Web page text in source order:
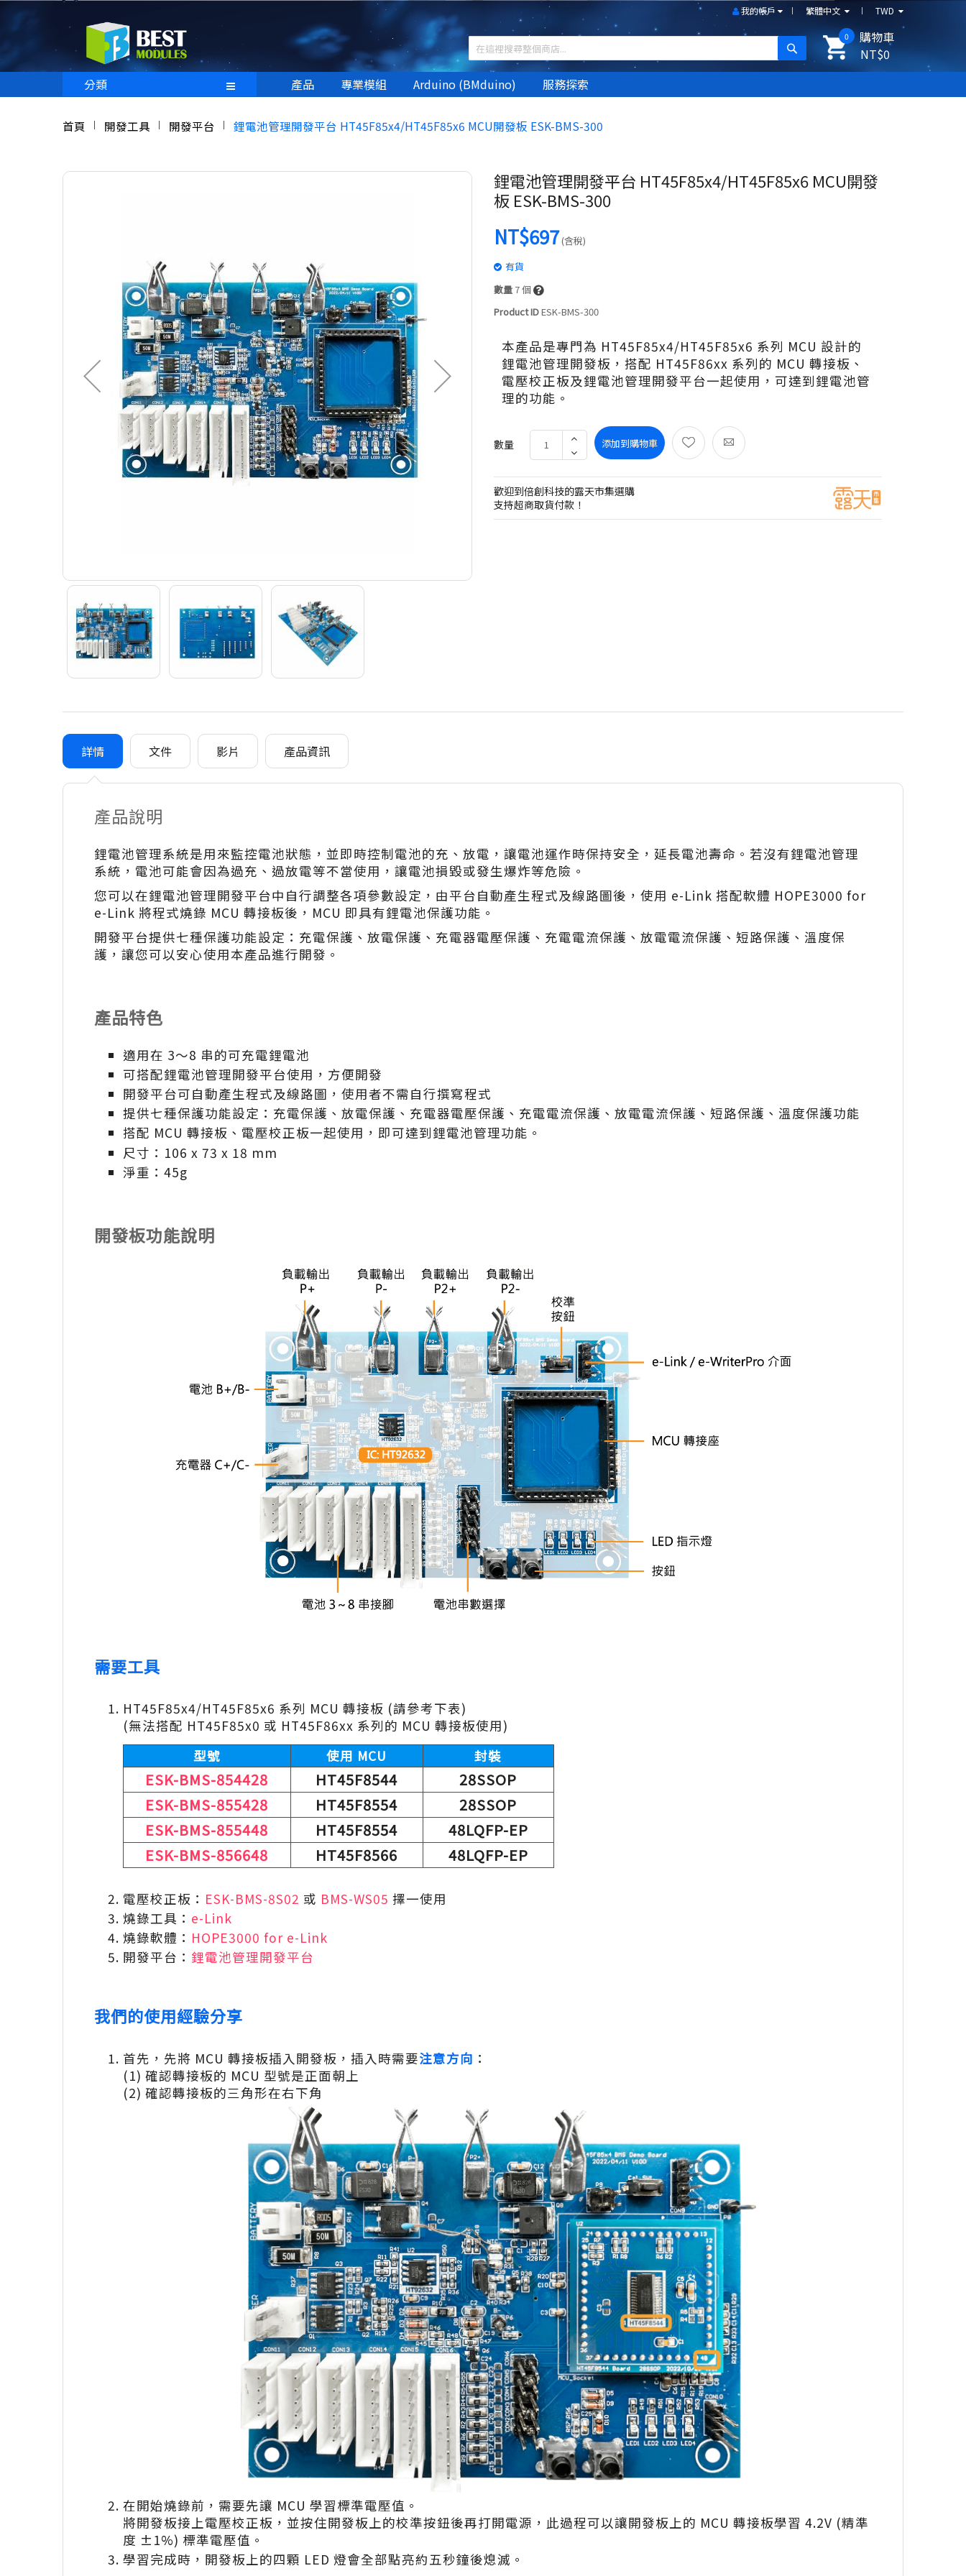
TWD
繁體中文
我的帳戶
購物車
0
NT$0
分類
產品 專業模組 Arduino (BMduino) 服務探索
首頁 開發工具 開發平台 鋰電池管理開發平台 HT45F85x4/HT45F85x6 MCU開發板 ESK-BMS-300
鋰電池管理開發平台 HT45F85x4/HT45F85x6 MCU開發
板 ESK-BMS-300
NT$697(含稅)
有貨
數量 7個
Product IDESK-BMS-300
本產品是專門為 HT45F85x4/HT45F85x6 系列 MCU 設計的
鋰電池管理開發板，搭配 HT45F86xx 系列的 MCU 轉接板、
電壓校正板及鋰電池管理開發平台一起使用，可達到鋰電池管
理的功能。
數量 添加到購物車
歡迎到倍創科技的露天市集選購
支持超商取貨付款！
詳情 文件 影片 產品資訊
產品說明
鋰電池管理系統是用來監控電池狀態，並即時控制電池的充、放電，讓電池運作時保持安全，延長電池壽命。若沒有鋰電池管理
系統，電池可能會因為過充、過放電等不當使用，讓電池損毀或發生爆炸等危險。
您可以在鋰電池管理開發平台中自行調整各項參數設定，由平台自動產生程式及線路圖後，使用 e-Link 搭配軟體 HOPE3000 for
e-Link 將程式燒錄 MCU 轉接板後，MCU 即具有鋰電池保護功能。
開發平台提供七種保護功能設定：充電保護、放電保護、充電器電壓保護、充電電流保護、放電電流保護、短路保護、溫度保
護，讓您可以安心使用本產品進行開發。
產品特色
適用在 3～8 串的可充電鋰電池
可搭配鋰電池管理開發平台使用，方便開發
開發平台可自動產生程式及線路圖，使用者不需自行撰寫程式
提供七種保護功能設定：充電保護、放電保護、充電器電壓保護、充電電流保護、放電電流保護、短路保護、溫度保護功能
搭配 MCU 轉接板、電壓校正板一起使用，即可達到鋰電池管理功能。
尺寸：106 x 73 x 18 mm
淨重：45g
開發板功能說明
需要工具
HT45F85x4/HT45F85x6 系列 MCU 轉接板 (請參考下表)
(無法搭配 HT45F85x0 或 HT45F86xx 系列的 MCU 轉接板使用)
型號
使用 MCU 封裝
ESK-BMS-854428 HT45F8544
28SSOP
ESK-BMS-855428
HT45F8554
28SSOP
ESK-BMS-855448
HT45F8554
48LQFP-EP
ESK-BMS-856648
HT45F8566 48LQFP-EP
電壓校正板： ESK-BMS-8S02 或 BMS-WS05 擇一使用
燒錄工具： e-Link
燒錄軟體： HOPE3000 for e-Link
開發平台： 鋰電池管理開發平台
我們的使用經驗分享
首先，先將 MCU 轉接板插入開發板，插入時需要注意方向 ：
(1) 確認轉接板的 MCU 型號是正面朝上
(2) 確認轉接板的三角形在右下角
在開始燒錄前，需要先讓 MCU 學習標準電壓值。
將開發板接上電壓校正板，並按住開發板上的校準按鈕後再打開電源，此過程可以讓開發板上的 MCU 轉接板學習 4.2V (精準
度 ±1%) 標準電壓值。
學習完成時，開發板上的四顆 LED 燈會全部點亮約五秒鐘後熄滅。